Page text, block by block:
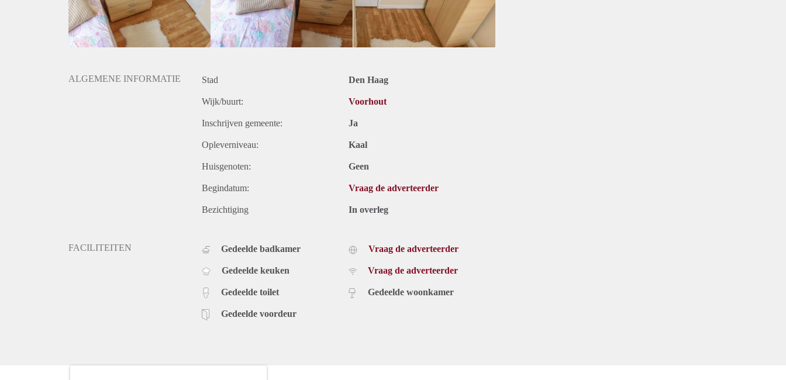
Huisgenoten: Ja
ALGEMENE INFORMATIE Stad Den Haag
Wijk/buurt: Voorhout
Inschrijven gemeente: Ja
Opleverniveau: Kaal
Huisgenoten: Geen
Begindatum: Vraag de adverteerder
Bezichtiging In overleg
FACILITEITEN Gedeelde badkamer
Gedeelde keuken
Gedeelde toilet
Gedeelde voordeur
Vraag de adverteerder
Vraag de adverteerder
Gedeelde woonkamer